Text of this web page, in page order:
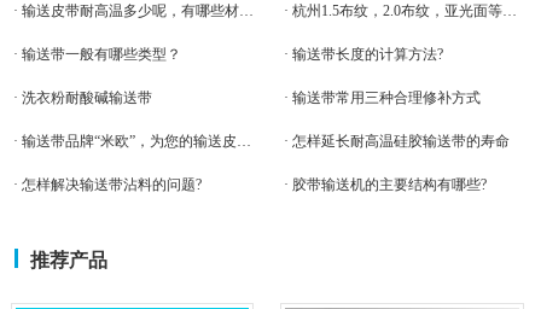
· 输送皮带耐高温多少呢，有哪些材料呢？ · 杭州1.5布纹，2.0布纹，亚光面等客户案例-米欧输送带
· 输送带一般有哪些类型？ · 输送带长度的计算方法?
· 洗衣粉耐酸碱输送带 · 输送带常用三种合理修补方式
· 输送带品牌“米欧”，为您的输送皮带保驾护航 · 怎样延长耐高温硅胶输送带的寿命
· 怎样解决输送带沾料的问题? · 胶带输送机的主要结构有哪些?
推荐产品